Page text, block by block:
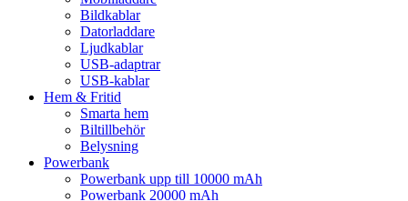
Bildkablar
Datorladdare
Ljudkablar
USB-adaptrar
USB-kablar
Hem & Fritid
Smarta hem
Biltillbehör
Belysning
Powerbank
Powerbank upp till 10000 mAh
Powerbank 20000 mAh